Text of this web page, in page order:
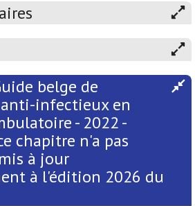
belge de
infectieux en
- 2022 -
chapitre n'a pas
à jour
à l'édition 2026 du